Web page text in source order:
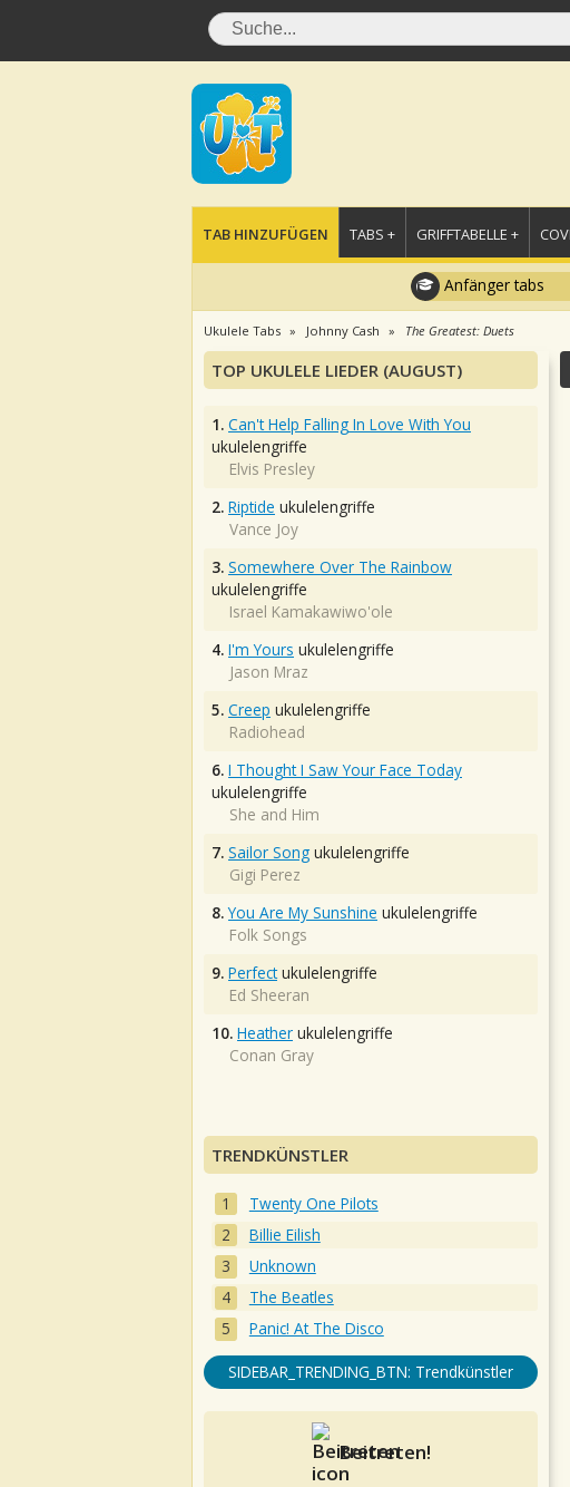
TAB HINZUFÜGEN TABS + GRIFFTABELLE +
Anfänger tabs
Ukulele Tabs Johnny Cash The Greatest: Duets
TOP UKULELE LIEDER (AUGUST)
1. Can't Help Falling In Love With You
ukulelengriffe
Elvis Presley
2. Riptide ukulelengriffe
Vance Joy
3. Somewhere Over The Rainbow
ukulelengriffe
Israel Kamakawiwo'ole
4. I'm Yours ukulelengriffe
Jason Mraz
5. Creep ukulelengriffe
Radiohead
6. I Thought I Saw Your Face Today
ukulelengriffe
She and Him
7. Sailor Song ukulelengriffe
Gigi Perez
8. You Are My Sunshine ukulelengriffe
Folk Songs
9. Perfectukulelengriffe
Ed Sheeran
10. Heather ukulelengriffe
Conan Gray
TRENDKÜNSTLER
Twenty One Pilots
Billie Eilish
Unknown
The Beatles
Panic! At The Disco
SIDEBAR_TRENDING_BTN: Trendkünstler
Beitreten!